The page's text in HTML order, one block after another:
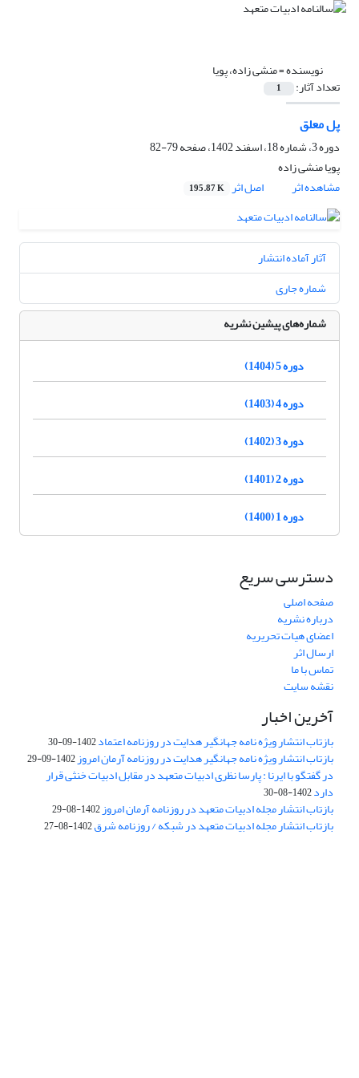
نویسنده =منشی زاده، پویا
تعداد آثار: 1
پل معلق
دوره 3، شماره 18، اسفند 1402، صفحه
79-82
پویا منشی زاده
مشاهده اثر
اصل اثر 195.87 K
آثار آماده انتشار
شماره جاری
شماره‌های پیشین نشریه
دوره 5 (1404)
دوره 4 (1403)
دوره 3 (1402)
دوره 2 (1401)
دوره 1 (1400)
دسترسی سریع
صفحه اصلی
درباره نشریه
اعضای هیات تحریریه
ارسال اثر
تماس با ما
نقشه سایت
آخرین اخبار
بازتاب انتشار ویژه نامه جهانگیر هدایت در روزنامه اعتماد1402-09-30
بازتاب انتشار ویژه نامه جهانگیر هدایت در روزنامه آرمان امروز1402-09-29
در گفتگو با ایرنا : پارسا نظری ادبیات متعهد در مقابل ادبیات خنثی قرار
دارد1402-08-30
بازتاب انتشار مجله ادبیات متعهد در روزنامه آرمان امروز1402-08-29
بازتاب انتشار مجله ادبیات متعهد در شبکه / روزنامه شرق1402-08-27